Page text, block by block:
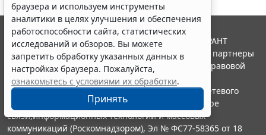
браузера и используем инструменты
аналитики в целях улучшения и обеспечения
работоспособности сайта, статистических
исследований и обзоров. Вы можете
запретить обработку указанных данных в
настройках браузера. Пожалуйста,
ознакомьтесь с условиями их обработки.
Принять
© ООО "НПП "ГАРАНТ-СЕРВИС", 2026. Система ГАРАНТ
выпускается с 1990 года. Компания "Гарант" и ее партнеры
являются участниками Российской ассоциации правовой
информации ГАРАНТ.
Портал ГАРАНТ.РУ зарегистрирован в качестве сетевого
издания Федеральной службой по надзору в сфере
связи,информационных технологий и массовых
коммуникаций (Роскомнадзором), Эл № ФС77-58365 от 18